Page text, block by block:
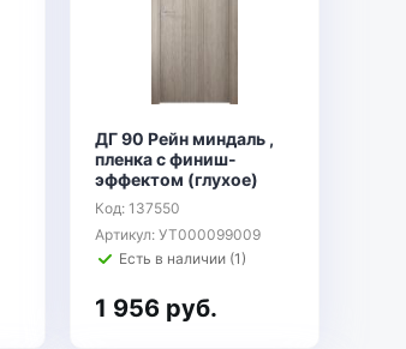
ДГ 90 Рейн миндаль ,
пленка с финиш-
эффектом (глухое)
Код: 137550
Артикул: УТ000099009
Есть в наличии (1)
1 956 руб.